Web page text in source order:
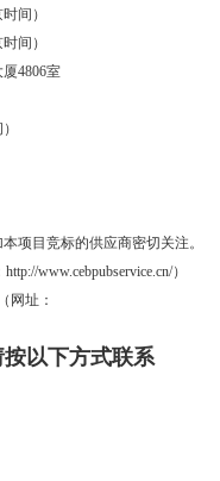
间）
间）
4806室
项目竞标的供应商密切关注。
http://www.cebpubservice.cn/）
网址：
以下方式联系
学院
号